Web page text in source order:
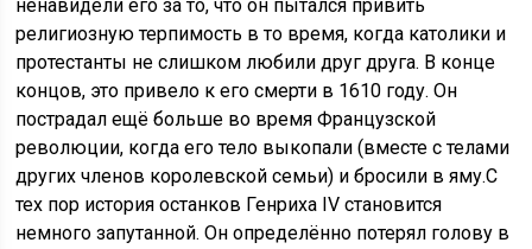
ненавидели его за то, что он пытался привить
религиозную терпимость в то время, когда католики и
протестанты не слишком любили друг друга. В конце
концов, это привело к его смерти в 1610 году. Он
пострадал ещё больше во время Французской
революции, когда его тело выкопали (вместе с телами
других членов королевской семьи) и бросили в яму.С
тех пор история останков Генриха IV становится
немного запутанной. Он определённо потерял голову в